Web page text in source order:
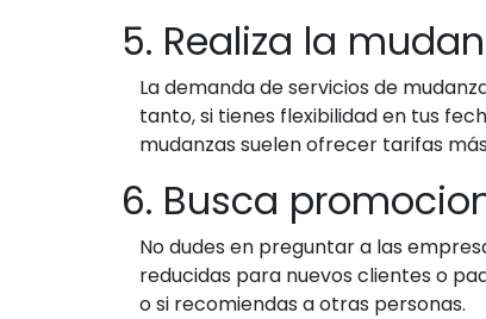
5. Realiza la
La demanda de servicios de
tanto, si tienes flexibilidad en tus
mudanzas suelen ofrecer tarifas
6. Busca
No dudes en preguntar a las
reducidas para nuevos clientes o
o si recomiendas a otras personas.